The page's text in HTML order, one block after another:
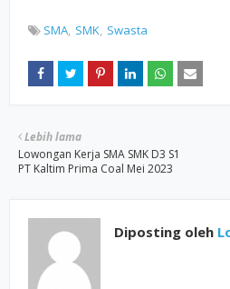
SMA SMK Swasta
Lebih lama
Lowongan Kerja SMA SMK D3 S1
PT Kaltim Prima Coal Mei 2023
Diposting oleh